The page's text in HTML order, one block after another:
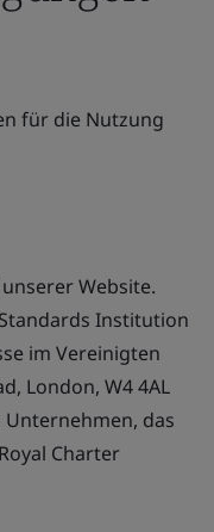
für die Nutzung
Website.
Institution
im Vereinigten
London, W4 4AL
das
Charter